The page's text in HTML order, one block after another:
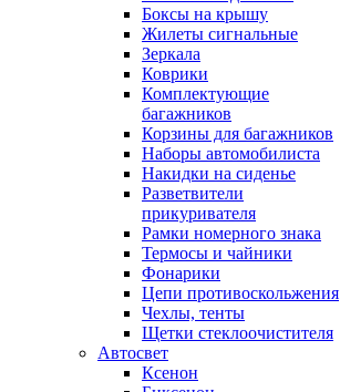
Боксы на крышу
Жилеты сигнальные
Зеркала
Коврики
Комплектующие
багажников
Корзины для багажников
Наборы автомобилиста
Накидки на сиденье
Разветвители
прикуривателя
Рамки номерного знака
Термосы и чайники
Фонарики
Цепи противоскольжения
Чехлы, тенты
Щетки стеклоочистителя
Автосвет
Ксенон